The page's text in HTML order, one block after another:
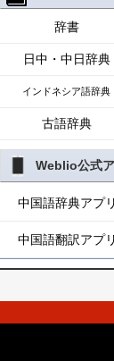
辞書
日中・中日辞典
インドネシア語辞典
古語辞典
Weblio公式
中国語辞典アプ
中国語翻訳アプ